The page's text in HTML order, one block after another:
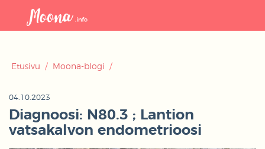
Etusivu / Moona-blogi /
04.10.2023
Diagnoosi: N80.3 ; Lantion
vatsakalvon endometrioosi